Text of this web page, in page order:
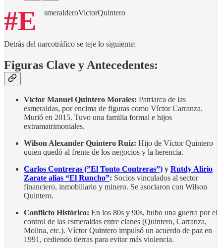
#E smeralderoVictorQuintero
Detrás del narcotráfico se teje lo siguiente:
Figuras Clave y Antecedentes:
Víctor Manuel Quintero Morales: Patriarca de las
esmeraldas, por encima de figuras como Víctor Carranza.
Murió en 2015. Tuvo una familia formal e hijos
extramatrimoniales.
Wilson Alexander Quintero Ruiz: Hijo de Víctor Quintero
quien quedó al frente de los negocios y la herencia.
Carlos Contreras (”El Tonto Contreras”) y Rutdy Alirio
Zarate alias “El Runcho”: Socios vinculados al sector
financiero, inmobiliario y minero. Se asociaron con Wilson
Quintero.
Conflicto Histórico: En los 80s y 90s, hubo una guerra por el
control de las esmeraldas entre clanes (Quintero, Carranza,
Molina, etc.). Víctor Quintero impulsó un acuerdo de paz en
1991, cediendo tierras para evitar más violencia.